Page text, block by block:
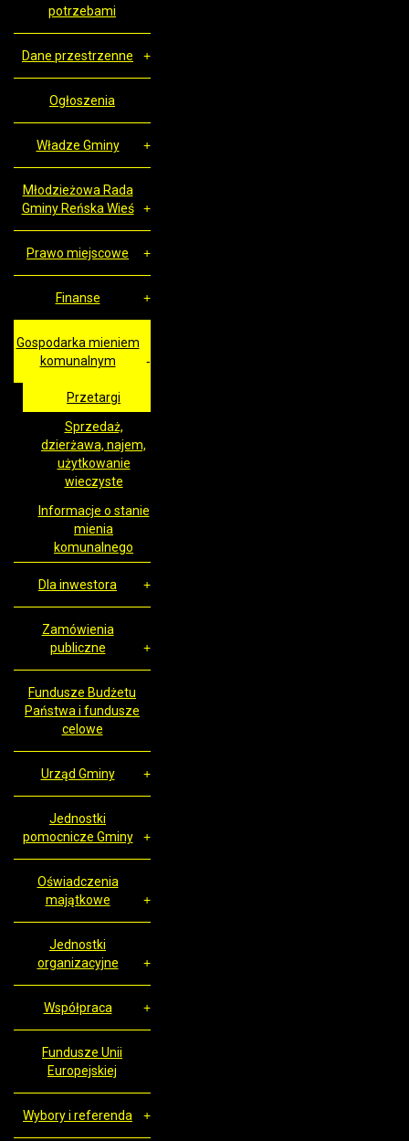
potrzebami
Dane przestrzenne
Ogłoszenia
Władze Gminy
Młodzieżowa Rada
Gminy Reńska Wieś
Prawo miejscowe
Finanse
Gospodarka mieniem
komunalnym
Przetargi
Sprzedaż,
dzierżawa, najem,
użytkowanie
wieczyste
Informacje o stanie
mienia
komunalnego
Dla inwestora
Zamówienia
publiczne
Fundusze Budżetu
Państwa i fundusze
celowe
Urząd Gminy
Jednostki
pomocnicze Gminy
Oświadczenia
majątkowe
Jednostki
organizacyjne
Współpraca
Fundusze Unii
Europejskiej
Wybory i referenda